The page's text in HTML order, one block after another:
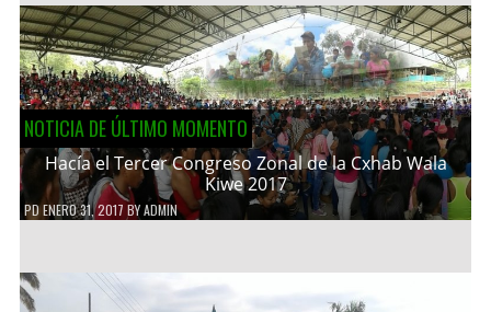
NOTICIA DE ÚLTIMO MOMENTO
Hacía el Tercer Congreso Zonal de la Cxhab Wala
Kiwe 2017
PDENERO 31, 2017 BYADMIN